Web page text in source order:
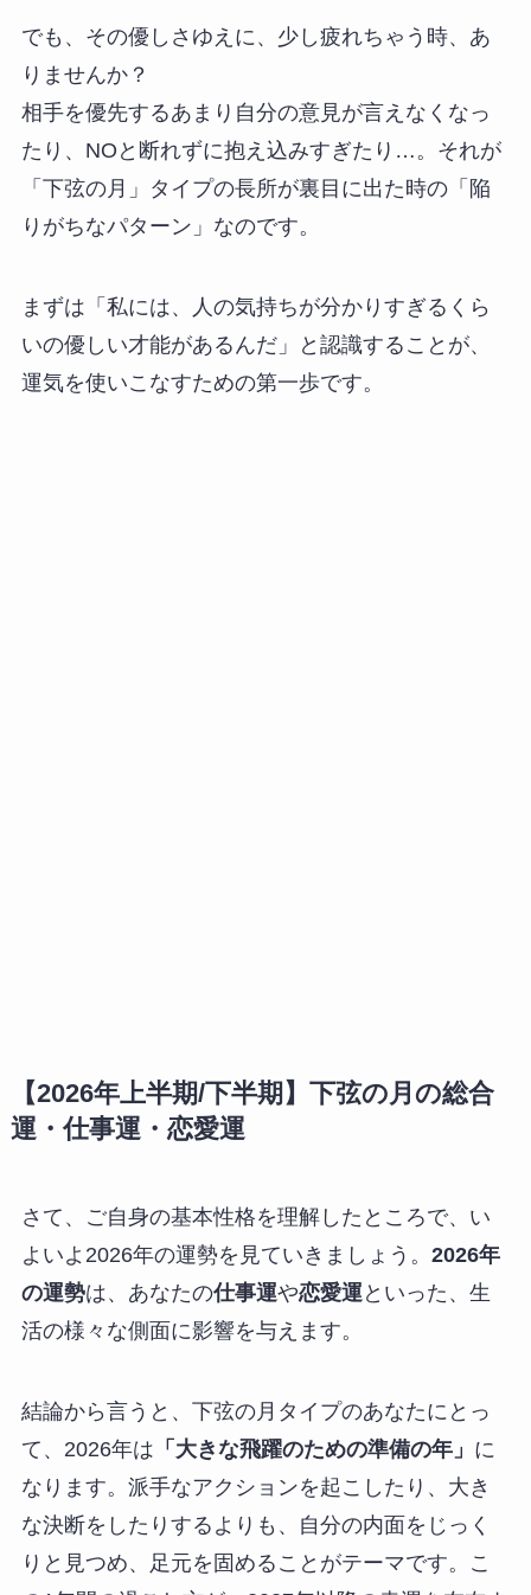
でも、その優しさゆえに、少し疲れちゃう時、あ
りませんか？
相手を優先するあまり自分の意見が言えなくなっ
たり、NOと断れずに抱え込みすぎたり…。それが
「下弦の月」タイプの長所が裏目に出た時の「陥
りがちなパターン」なのです。
まずは「私には、人の気持ちが分かりすぎるくら
いの優しい才能があるんだ」と認識することが、
運気を使いこなすための第一歩です。
【2026年上半期/下半期】下弦の月の総合
運・仕事運・恋愛運
さて、ご自身の基本性格を理解したところで、い
よいよ2026年の運勢を見ていきましょう。 2026年
の運勢は、あなたの仕事運や恋愛運といった、生
活の様々な側面に影響を与えます。
結論から言うと、下弦の月タイプのあなたにとっ
て、2026年は 「大きな飛躍のための準備の年」 に
なります。派手なアクションを起こしたり、大き
な決断をしたりするよりも、自分の内面をじっく
りと見つめ、足元を固めることがテーマです。こ